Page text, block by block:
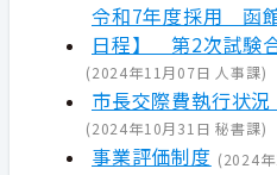
令和7年度採用 函
日程】 第2次試験
(2024年11月07日 人事課)
市長交際費執行状況
(2024年10月31日 秘書課)
事業評価制度 (2024